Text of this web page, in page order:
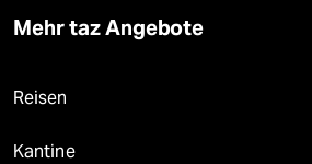
Mehr taz Angebote
Reisen
Kantine